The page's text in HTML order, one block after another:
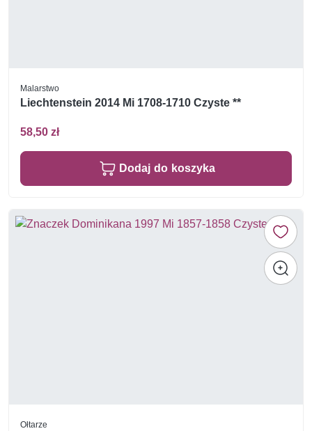
Malarstwo
Liechtenstein 2014 Mi 1708-1710 Czyste **
58,50 zł
Dodaj do koszyka
Ołtarze